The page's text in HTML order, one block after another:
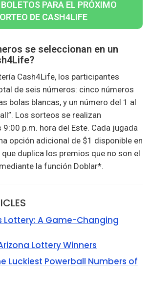
PARA EL PRÓXIMO
DE CASH4LIFE
se seleccionan en un
Cash4Life, los participantes
de seis números: cinco números
bolas blancas, y un número del 1 al
Los sorteos se realizan
9:00 p.m. hora del Este. Cada jugada
opción adicional de $1 disponible en
duplica los premios que no son el
la función Doblar*.
Lottery: A Game-Changing
Lottery Winners
Luckiest Powerball Numbers of